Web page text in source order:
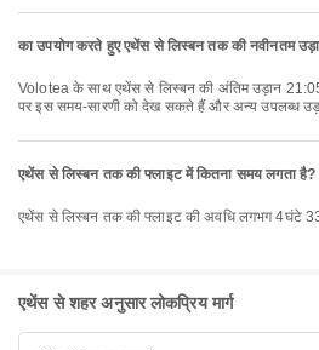
का उपयोग करते हुए एथेंस से लिस्बन तक की नवीनतम
Volotea के साथ एथेंस से लिस्बन की अंतिम उड़ान 21:05 बजे प्रस्थान करती है। आप Airpaz
पर इस समय-सारणी को देख सकते हैं और अन्य उपलब्ध
एथेंस से लिस्बन तक की फ्लाइट में कितना समय लगता है?
एथेंस से लिस्बन तक की फ्लाइट की अवधि लगभग 4घंटे
एथेंस से शहर अनुसार लोकप्रिय मार्ग